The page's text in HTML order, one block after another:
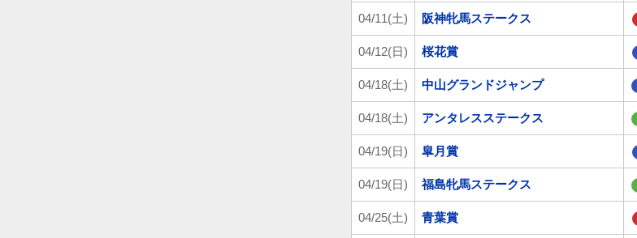
04/11(土) 阪神牝馬ステークス
04/12(日) 桜花賞
04/18(土) 中山グランドジャンプ
04/18(土) アンタレスステークス
04/19(日) 皐月賞
04/19(日) 福島牝馬ステークス
04/25(土) 青葉賞